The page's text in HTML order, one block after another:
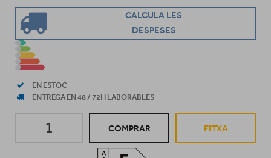
CALCULA LES
DESPESES
EN ESTOC
ENTREGA EN 48 / 72H LABORABLES
COMPRAR FITXA